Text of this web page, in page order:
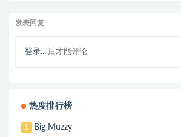
发表回复
登录... 后才能评论
热度排行榜
1
Big Muzzy